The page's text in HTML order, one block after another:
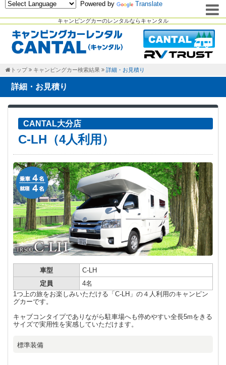
キャンピングカーのレンタルならキャンタル
Powered by Translate
トップ キャンピングカー検索結果 詳細・お見積り
詳細・お見積り
CANTAL大分店
C-LH（4人利用）
車型
C-LH
定員
4名
1つ上の旅をお楽しみいただける「C-LH」の４人利用のキャンピン
グカーです。
キャブコンタイプでありながら駐車場へも停めやすい全長5mをきる
サイズで実用性を実感していただけます。
標準装備